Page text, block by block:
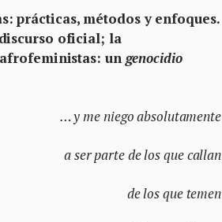
prácticas, métodos y enfoques.
oficial; la
un genocidio
… y me niego absolutamente
a ser parte de los que callan
de los que temen